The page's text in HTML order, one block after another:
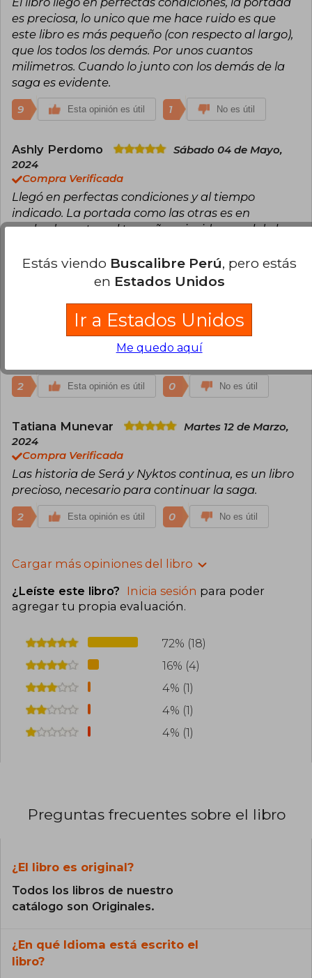
es preciosa, lo unico que me hace ruido es que
este libro es más pequeño (con respecto al largo),
que los todos los demás. Por unos cuantos
milimetros. Cuando lo junto con los demás de la
saga es evidente.
9 Esta opinión es útil 1 No es útil
Ashly Perdomo
Sábado 04 de Mayo,
2024
Compra Verificada
Llegó en perfectas condiciones y al tiempo
indicado. La portada como las otras es en
acabado mate y el tamaño coincide con el de los
No es útil
Paulina Natalia Urra Mautz
06 de Marzo, 2024
Compra Verificada
2 Esta opinión es útil 0 No es útil
Tatiana Munevar
Martes 12 de Marzo,
2024
Compra Verificada
Las historia de Será y Nyktos continua, es un libro
precioso, necesario para continuar la saga.
2 Esta opinión es útil 0 No es útil
Cargar más opiniones del libro
¿Leíste este libro? Inicia sesión para poder
agregar tu propia evaluación.
72% (18)
16% (4)
4% (1)
4% (1)
4% (1)
Preguntas frecuentes sobre el libro
¿El libro es original?
Todos los libros de nuestro
catálogo son Originales.
¿En qué Idioma está escrito el
libro?
Estás viendo Buscalibre Perú, pero estás
en Estados Unidos
Ir a Estados Unidos
Me quedo aquí